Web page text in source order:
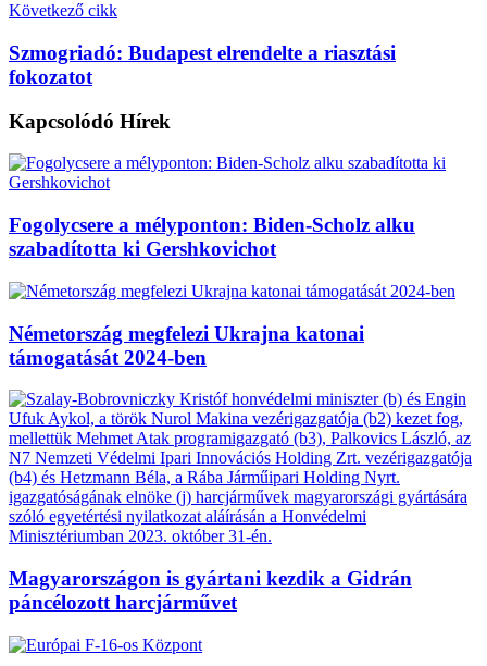
Következő cikk
Szmogriadó: Budapest elrendelte a riasztási
fokozatot
Kapcsolódó Hírek
Fogolycsere a mélyponton: Biden-Scholz alku
szabadította ki Gershkovichot
Németország megfelezi Ukrajna katonai
támogatását 2024-ben
Magyarországon is gyártani kezdik a Gidrán
páncélozott harcjárművet